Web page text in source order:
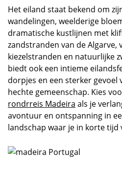
Het eiland staat bekend om
wandelingen, weelderige
dramatische kustlijnen met
zandstranden van de
kiezelstranden en natuurlijke
biedt ook een intieme
dorpjes en een sterker gevoel
hechte gemeenschap. Kies
rondrreis Madeira als je
avontuur en ontspanning in
landschap waar je in korte tijd